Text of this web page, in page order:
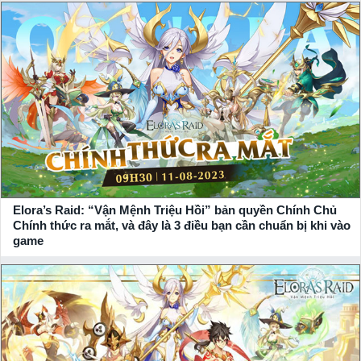
liên server. Đồng thời có thêm các phương thức phát triển sức
mạnh như đổi điểm cống hiến để lấy tướng 5 sao, trang bị
hiếm, dùng điểm nâng kỹ năng bang hội nhằm tăng thuộc tính
theo từng hệ phái riêng,…
Ngoài ra, khi tham gia vào game Elora’s Raid: Vận Mệnh Triệu
Hồi, người chơi còn được nhận hơn 1000 lần triệu hồi, thỏa
sức quay và kiếm được vị thần mình mong muốn. Bạn cũng
không cần phải dành hết thời gian cày cuốc khi game có tích
hợp treo máy nhẹ nhàng, dù AFK cũng vẫn lên lực chiến. Nếu
bạn là một người bận rộn thì vẫn có thể trải nghiệm game một
cách trọn vẹn.
Tải game Elora’s Raid: Vận Mệnh Triệu Hồi mới nhất cho
điện thoại Android, iOS
+ Tải game Elora’s Raid: Vận Mệnh Triệu Hồi trên Google Play:
Bạn có thể tải game tương ứng cho hệ điều hành của điện
thoại bạn! Tại xemgame.com, chúng tôi cam kết mang đến link
tải game chuẩn xác nhất, chính thống nhất từNPH Gzone.
Elora’s Raid: “Vận Mệnh Triệu Hồi” bản quyền Chính Chủ
Chính thức ra mắt, và đây là 3 điều bạn cần chuẩn bị khi vào
game